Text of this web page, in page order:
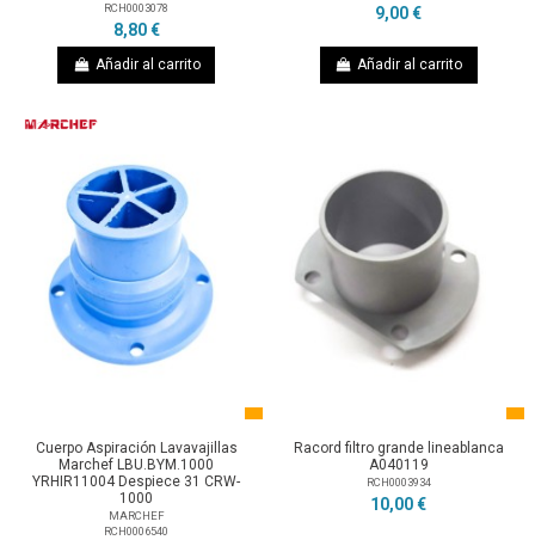
RCH0003078
8,80 €
Añadir al carrito
9,00 €
Añadir al carrito
Cuerpo Aspiración Lavavajillas
Marchef LBU.BYM.1000
YRHIR11004 Despiece 31 CRW-
1000
MARCHEF
RCH0006540
Racord filtro grande lineablanca
A040119
RCH0003934
10,00 €